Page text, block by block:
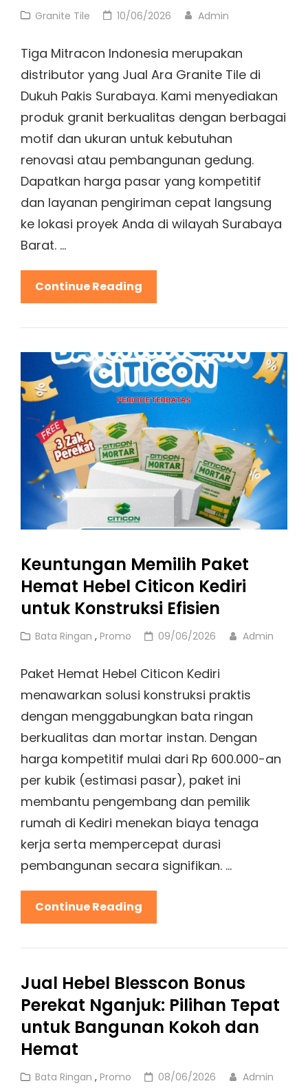
Cat
Granite Tile
Posted
10/06/2026 Admin
Tiga Mitracon Indonesia merupakan
distributor yang Jual Ara Granite Tile di
Dukuh Pakis Surabaya. Kami menyediakan
produk granit berkualitas dengan berbagai
motif dan ukuran untuk kebutuhan
renovasi atau pembangunan gedung.
Dapatkan harga pasar yang kompetitif
dan layanan pengiriman cepat langsung
ke lokasi proyek Anda di wilayah Surabaya
Barat. …
Continue Reading
Ara
Granite
Di
Dukuh
Pakis
Surabaya:
Pilihan
Lantai
Mewah
Untuk
Hunian
Keuntungan Memilih Paket
Hemat Hebel Citicon Kediri
untuk Konstruksi Efisien
Cat
Bata Ringan , Promo
Posted
09/06/2026 Admin
Paket Hemat Hebel Citicon Kediri
menawarkan solusi konstruksi praktis
dengan menggabungkan bata ringan
berkualitas dan mortar instan. Dengan
harga kompetitif mulai dari Rp 600.000-an
per kubik (estimasi pasar), paket ini
membantu pengembang dan pemilik
rumah di Kediri menekan biaya tenaga
kerja serta mempercepat durasi
pembangunan secara signifikan. …
Continue Reading
Memilih
Paket
Hebel
Citicon
Kediri
Efisien
Jual Hebel Blesscon Bonus
Perekat Nganjuk: Pilihan Tepat
untuk Bangunan Kokoh dan
Hemat
Cat
Bata Ringan , Promo
Posted
08/06/2026 Admin